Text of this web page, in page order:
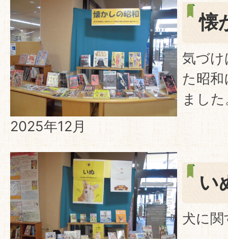
2025年12月
懐
気づ
た昭
まし
い
犬に